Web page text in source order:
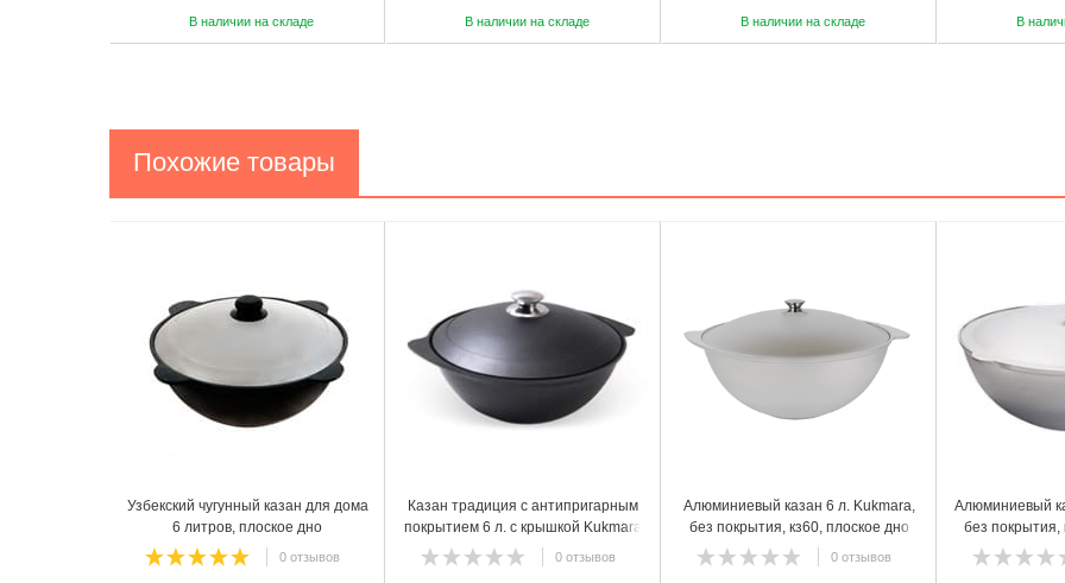
В наличии на складе В наличии на складе В наличии на складе В
Похожие товары
Узбекский чугунный казан для дома
6 литров, плоское дно
0 отзывов
Казан традиция с антипригарным
покрытием 6 л. с крышкой Kukmara
кз60а
0 отзывов
Алюминиевый казан 6 л. Kukmara,
без покрытия, кз60, плоское дно
0 отзывов
Алюминиевый
без покрытия,